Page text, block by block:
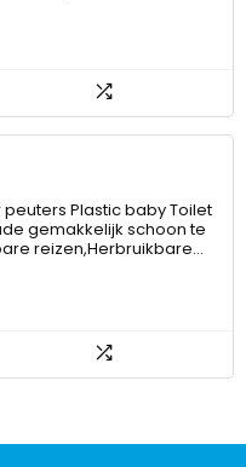
peuters Plastic baby Toilet
gemakkelijk schoon te
reizen,Herbruikbare…